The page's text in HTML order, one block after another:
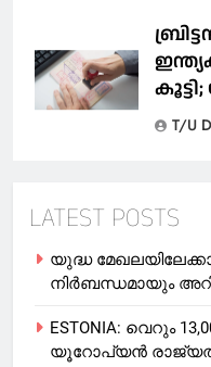
T/U
LATEST POSTS
യുദ്ധ
നിര്‍ബന്ധമായും
ESTONIA: വെറും
യൂറോപ്യന്‍ രാജ്യത്ത്